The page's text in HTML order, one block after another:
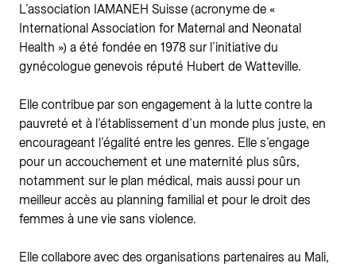
L’association IAMANEH Suisse (acronyme de «
International Association for Maternal and Neonatal
Health ») a été fondée en 1978 sur l’initiative du
gynécologue genevois réputé Hubert de Watteville.
Elle contribue par son engagement à la lutte contre la
pauvreté et à l’établissement d’un monde plus juste, en
encourageant l’égalité entre les genres. Elle s’engage
pour un accouchement et une maternité plus sûrs,
notamment sur le plan médical, mais aussi pour un
meilleur accès au planning familial et pour le droit des
femmes à une vie sans violence.
Elle collabore avec des organisations partenaires au Mali,